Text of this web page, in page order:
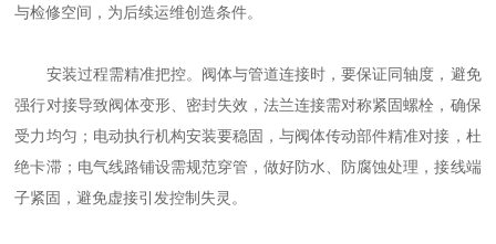
与检修空间，为后续运维创造条件。
安装过程需精准把控。阀体与管道连接时，要保证同轴度，避免
强行对接导致阀体变形、密封失效，法兰连接需对称紧固螺栓，确保
受力均匀；电动执行机构安装要稳固，与阀体传动部件精准对接，杜
绝卡滞；电气线路铺设需规范穿管，做好防水、防腐蚀处理，接线端
子紧固，避免虚接引发控制失灵。